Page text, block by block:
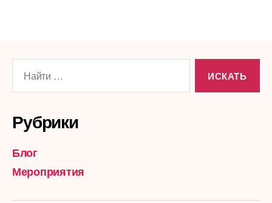
Рубрики
Блог
Мероприятия